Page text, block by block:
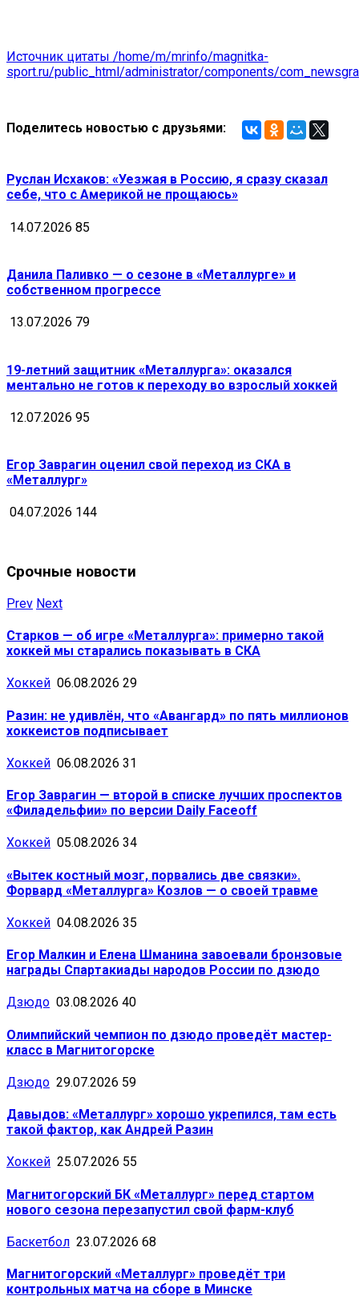
Источник цитаты /home/m/mrinfo/magnitka-
sport.ru/public_html/administrator/components/
Поделитесь новостью с друзьями:
Руслан Исхаков: «Уезжая в Россию, я сразу сказал
себе, что с Америкой не прощаюсь»
14.07.2026 85
Данила Паливко — о сезоне в «Металлурге» и
собственном прогрессе
13.07.2026 79
19-летний защитник «Металлурга»: оказался
ментально не готов к переходу во взрослый хоккей
12.07.2026 95
Егор Заврагин оценил свой переход из СКА в
«Металлург»
04.07.2026 144
Срочные новости
Prev Next
Старков — об игре «Металлурга»: примерно такой
хоккей мы старались показывать в СКА
Хоккей 06.08.2026 29
Разин: не удивлён, что «Авангард» по пять миллионов
хоккеистов подписывает
Хоккей 06.08.2026 31
Егор Заврагин — второй в списке лучших проспектов
«Филадельфии» по версии Daily Faceoff
Хоккей 05.08.2026 34
«Вытек костный мозг, порвались две связки».
Форвард «Металлурга» Козлов — о своей травме
Хоккей 04.08.2026 35
Егор Малкин и Елена Шманина завоевали бронзовые
награды Спартакиады народов России по дзюдо
Дзюдо 03.08.2026 40
Олимпийский чемпион по дзюдо проведёт мастер-
класс в Магнитогорске
Дзюдо 29.07.2026 59
Давыдов: «Металлург» хорошо укрепился, там есть
такой фактор, как Андрей Разин
Хоккей 25.07.2026 55
Магнитогорский БК «Металлург» перед стартом
нового сезона перезапустил свой фарм-клуб
Баскетбол 23.07.2026 68
Магнитогорский «Металлург» проведёт три
контрольных матча на сборе в Минске